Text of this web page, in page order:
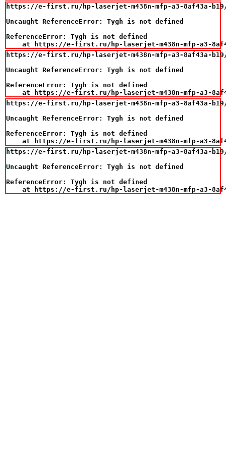
https://e-first.ru/hp-laserjet-m438n-mfp-a3-8af43a-b19/
Uncaught ReferenceError: Tygh is not defined
ReferenceError: Tygh is not defined
at https://e-first.ru/hp-laserjet-m438n-mfp-a3-
https://e-first.ru/hp-laserjet-m438n-mfp-a3-8af43a-b19/
Uncaught ReferenceError: Tygh is not defined
ReferenceError: Tygh is not defined
at https://e-first.ru/hp-laserjet-m438n-mfp-a3-
https://e-first.ru/hp-laserjet-m438n-mfp-a3-8af43a-b19/
Uncaught ReferenceError: Tygh is not defined
ReferenceError: Tygh is not defined
at https://e-first.ru/hp-laserjet-m438n-mfp-a3-
https://e-first.ru/hp-laserjet-m438n-mfp-a3-8af43a-b19/
Uncaught ReferenceError: Tygh is not defined
ReferenceError: Tygh is not defined
at https://e-first.ru/hp-laserjet-m438n-mfp-a3-